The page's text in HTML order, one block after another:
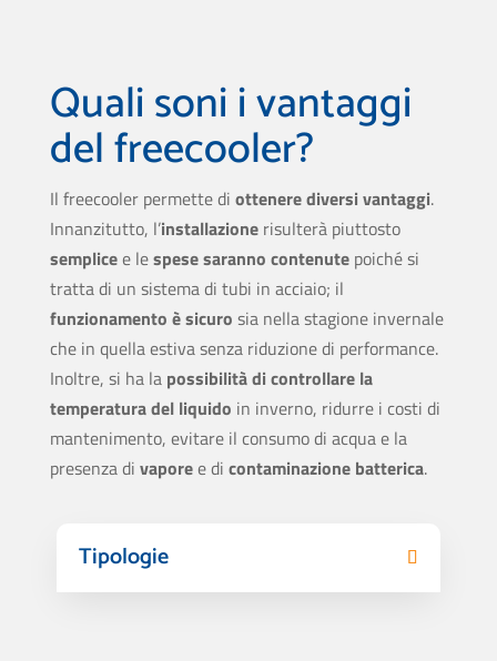
Quali soni i vantaggi
del freecooler?
Il freecooler permette di ottenere diversi vantaggi.
Innanzitutto, l’installazione risulterà piuttosto
semplicee lespese saranno contenutepoiché si
tratta di un sistema di tubi in acciaio; il
funzionamento è sicuro sia nella stagione invernale
che in quella estiva senza riduzione di performance.
Inoltre, si ha la possibilità di controllare la
temperatura del liquido in inverno, ridurre i costi di
mantenimento, evitare il consumo di acqua e la
presenza di vaporee di contaminazione batterica.
Tipologie